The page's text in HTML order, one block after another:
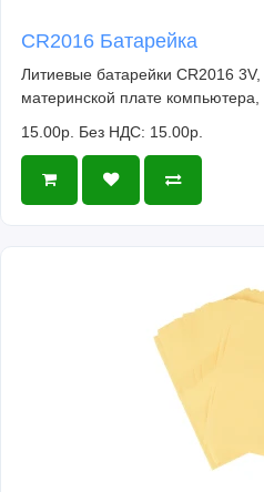
CR2016 Батарейка
Литиевые батарейки CR2016
материнской плате компьютера,
15.00р. Без НДС: 15.00р.